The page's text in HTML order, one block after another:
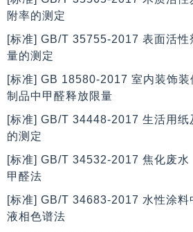
附率的测定
[标准] GB/T 35755-2017 表面活
量的测定
[标准] GB 18580-2017 室内装饰
制品中甲醛释放限量
[标准] GB/T 34448-2017 生活用
的测定
[标准] GB/T 34532-2017 焦化废
甲醛法
[标准] GB/T 34683-2017 水性涂
液相色谱法